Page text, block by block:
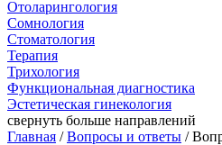
Отоларингология
Сомнология
Стоматология
Терапия
Трихология
Функциональная диагностика
Эстетическая гинекология
свернуть больше направлений
Главная /Вопросы и ответы /